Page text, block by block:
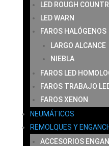
LED ROUGH
LED WARN
FAROS HALÓGENOS
LARGO ALCANCE
NIEBLA
FAROS LED
FAROS TRABAJO
FAROS XENON
NEUMÁTICOS
REMOLQUES Y
ACCESORIOS